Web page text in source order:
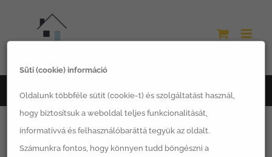
Süti (cookie) információ
Oldalunk többféle sütit (cookie-t) és szolgáltatást használ,
hogy biztosítsuk a weboldal teljes funkcionalitását,
informatívvá és felhasználóbaráttá tegyük az oldalt.
Számunkra fontos, hogy könnyen tudd böngészni a
Főoldal kerti tároló